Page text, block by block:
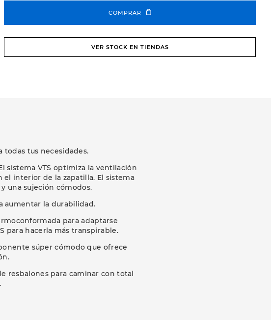
COMPRAR
VER STOCK EN TIENDAS
todas tus necesidades.
sistema VTS optimiza la ventilación
interior de la zapatilla. El sistema
una sujeción cómodos.
aumentar la durabilidad.
para adaptarse
para hacerla más transpirable.
súper cómodo que ofrece
resbalones para caminar con total